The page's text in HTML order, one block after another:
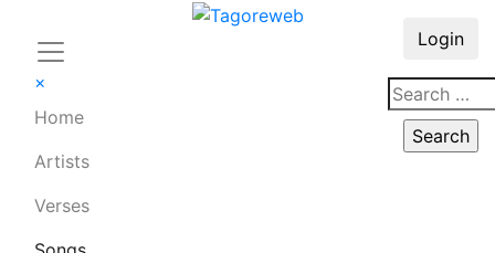
×
Home
Artists
Verses
Login